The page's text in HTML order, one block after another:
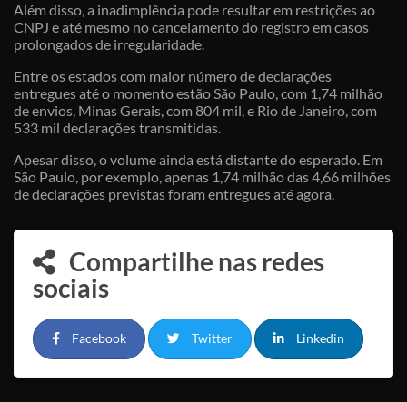
Além disso, a inadimplência pode resultar em restrições ao
CNPJ e até mesmo no cancelamento do registro em casos
prolongados de irregularidade.
Entre os estados com maior número de declarações
entregues até o momento estão São Paulo, com 1,74 milhão
de envios, Minas Gerais, com 804 mil, e Rio de Janeiro, com
533 mil declarações transmitidas.
Apesar disso, o volume ainda está distante do esperado. Em
São Paulo, por exemplo, apenas 1,74 milhão das 4,66 milhões
de declarações previstas foram entregues até agora.
Compartilhe nas redes
sociais
Facebook Twitter Linkedin